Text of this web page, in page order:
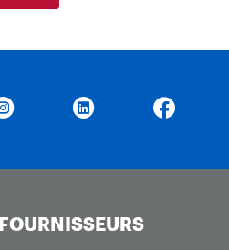
FOURNISSEURS